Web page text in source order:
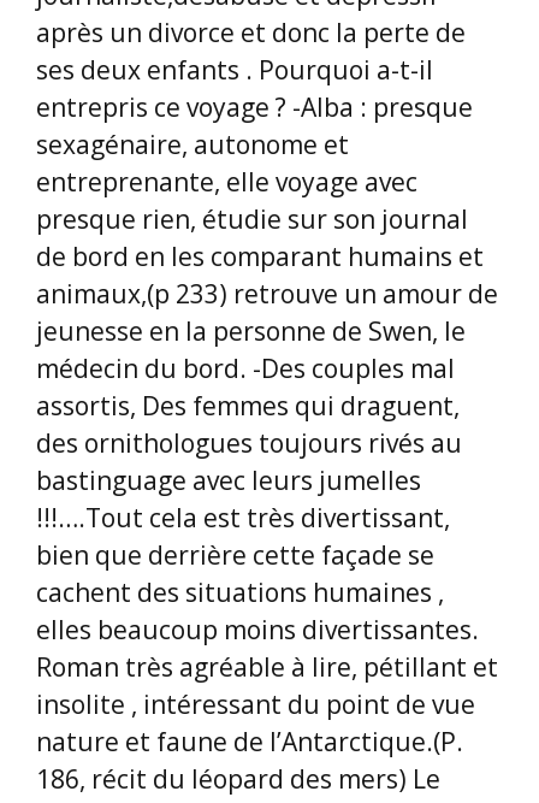
après un divorce et donc la perte de
ses deux enfants . Pourquoi a-t-il
entrepris ce voyage ? -Alba : presque
sexagénaire, autonome et
entreprenante, elle voyage avec
presque rien, étudie sur son journal
de bord en les comparant humains et
animaux,(p 233) retrouve un amour de
jeunesse en la personne de Swen, le
médecin du bord. -Des couples mal
assortis, Des femmes qui draguent,
des ornithologues toujours rivés au
bastinguage avec leurs jumelles
!!!….Tout cela est très divertissant,
bien que derrière cette façade se
cachent des situations humaines ,
elles beaucoup moins divertissantes.
Roman très agréable à lire, pétillant et
insolite , intéressant du point de vue
nature et faune de l’Antarctique.(P.
186, récit du léopard des mers) Le